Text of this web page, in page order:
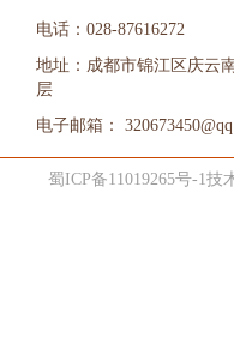
电话：028-87616272
地址：成都市锦江区庆云
层
电子邮箱：
蜀ICP备11019265号-1技